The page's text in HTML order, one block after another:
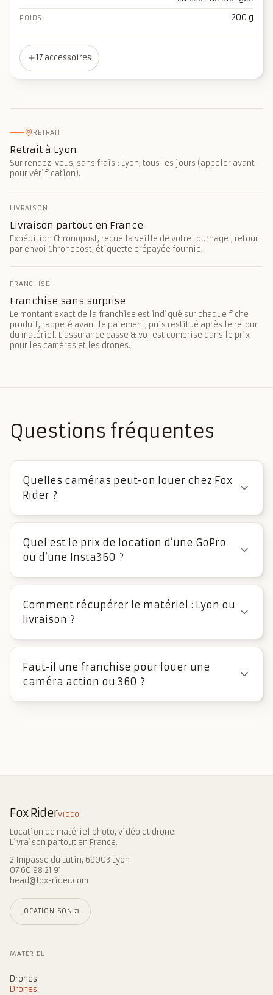
POIDS 200 g
17 accessoires
RETRAIT
Retrait à Lyon
Sur rendez-vous, sans frais : Lyon, tous les jours (appeler avant
pour vérification).
LIVRAISON
Livraison partout en France
Expédition Chronopost, reçue la veille de votre tournage ; retour
par envoi Chronopost, étiquette prépayée fournie.
FRANCHISE
Franchise sans surprise
Le montant exact de la franchise est indiqué sur chaque fiche
produit, rappelé avant le paiement, puis restitué après le retour
du matériel. L’assurance casse & vol est comprise dans le prix
pour les caméras et les drones.
Questions fréquentes
Quelles caméras peut-on louer chez Fox
Rider ?
Quel est le prix de location d’une GoPro
ou d’une Insta360 ?
Comment récupérer le matériel : Lyon ou
livraison ?
Faut-il une franchise pour louer une
caméra action ou 360 ?
Fox RiderVIDEO
Location de matériel photo, vidéo et drone.
Livraison partout en France.
2 Impasse du Lutin, 69003 Lyon
07 60 98 21 91
head@fox-rider.com
LOCATION SON
MATÉRIEL
Drones
Drones